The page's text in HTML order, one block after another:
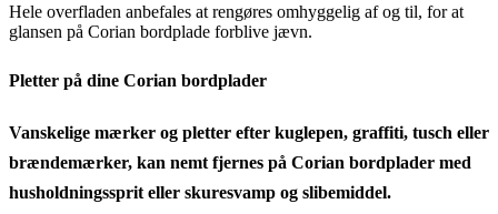
Hele overfladen anbefales at rengøres omhyggelig af og til, for at
glansen på Corian bordplade forblive jævn.
Pletter på dine Corian bordplader
Vanskelige mærker og pletter efter kuglepen, graffiti, tusch eller
brændemærker, kan nemt fjernes på Corian bordplader med
husholdningssprit eller skuresvamp og slibemiddel.